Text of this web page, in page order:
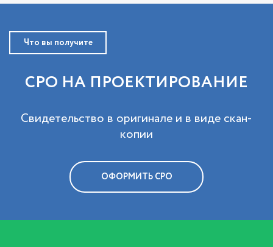
Что вы получите
СРО НА ПРОЕКТИРОВАНИЕ
Свидетельство в оригинале и в виде скан-
копии
ОФОРМИТЬ СРО